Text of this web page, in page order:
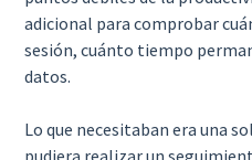
adicional para comprobar
sesión, cuánto tiempo
datos.
Lo que necesitaban era una
pudiera realizar un